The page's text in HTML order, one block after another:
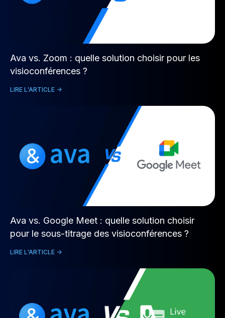
Ava vs. Zoom : quelle solution choisir pour les
visioconférences ?
LIRE L'ARTICLE ->
Ava vs. Google Meet : quelle solution choisir
pour le sous-titrage des visioconférences ?
LIRE L'ARTICLE ->